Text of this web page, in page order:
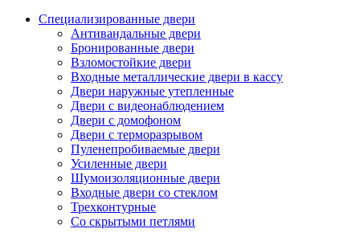
Специализированные двери
Антивандальные двери
Бронированные двери
Взломостойкие двери
Входные металлические двери в кассу
Двери наружные утепленные
Двери с видеонаблюдением
Двери с домофоном
Двери с терморазрывом
Пуленепробиваемые двери
Усиленные двери
Шумоизоляционные двери
Входные двери со стеклом
Трехконтурные
Со скрытыми петлями